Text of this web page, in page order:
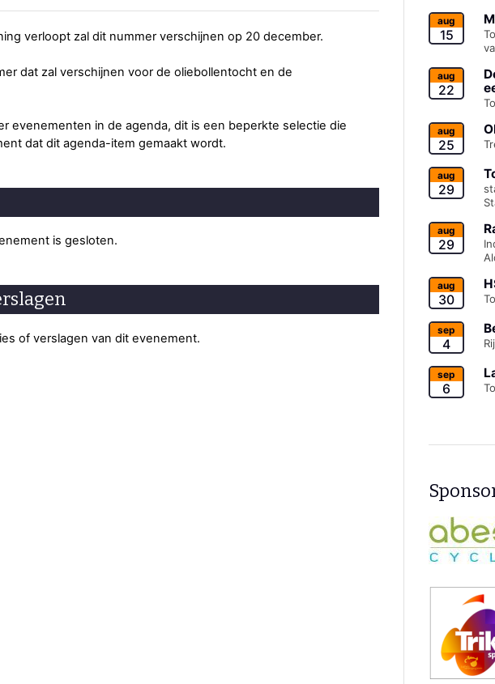
verloopt zal dit nummer verschijnen op 20 december.
dat zal verschijnen voor de oliebollentocht en de
evenementen in de agenda, dit is een beperkte selectie die
dat dit agenda-item gemaakt wordt.
is gesloten.
of verslagen van dit evenement.
aug
15
aug
22
aug
25
aug
29
aug
29
aug
30
sep
4
sep
6